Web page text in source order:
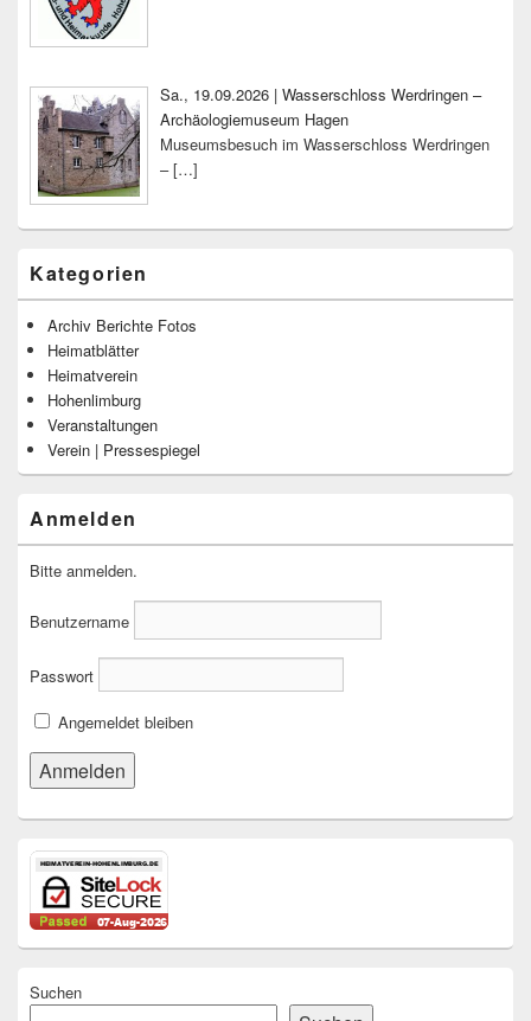
Sa., 19.09.2026 | Wasserschloss Werdringen –
Archäologiemuseum Hagen
Museumsbesuch im Wasserschloss Werdringen
–[…]
Kategorien
Archiv Berichte Fotos
Heimatblätter
Heimatverein
Hohenlimburg
Veranstaltungen
Verein | Pressespiegel
Anmelden
Bitte anmelden.
Benutzername
Passwort
Angemeldet bleiben
Suchen